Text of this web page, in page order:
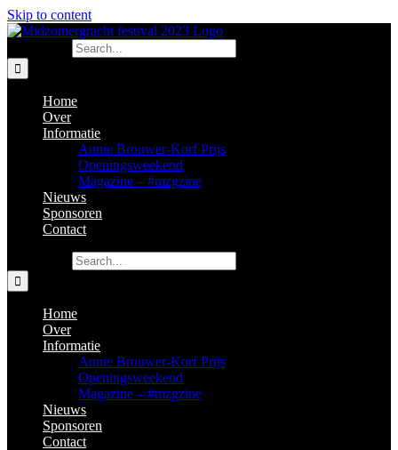
Skip to content
Home
Over
Informatie
Annie Brouwer-Korf Prijs
Openingsweekend
Magazine – #mzgzine
Nieuws
Sponsoren
Contact
Home
Over
Informatie
Annie Brouwer-Korf Prijs
Openingsweekend
Magazine – #mzgzine
Nieuws
Sponsoren
Contact